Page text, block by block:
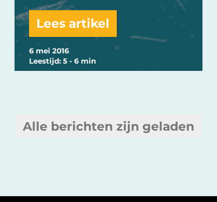
6 mei 2016
Leestijd: 5 - 6 min
Lees artikel
Alle berichten zijn geladen